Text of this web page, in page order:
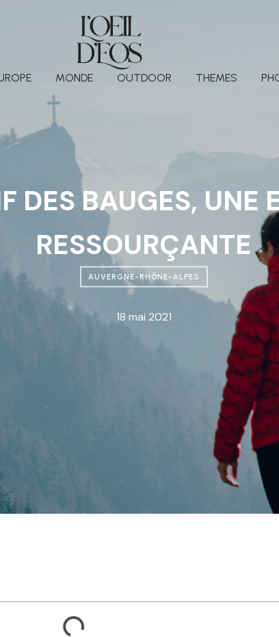
MONDE OUTDOOR THEMES
DES BAUGES, UNE
RESSOURÇANTE
AUVERGNE-RHÔNE-ALPES
18 mai 2021